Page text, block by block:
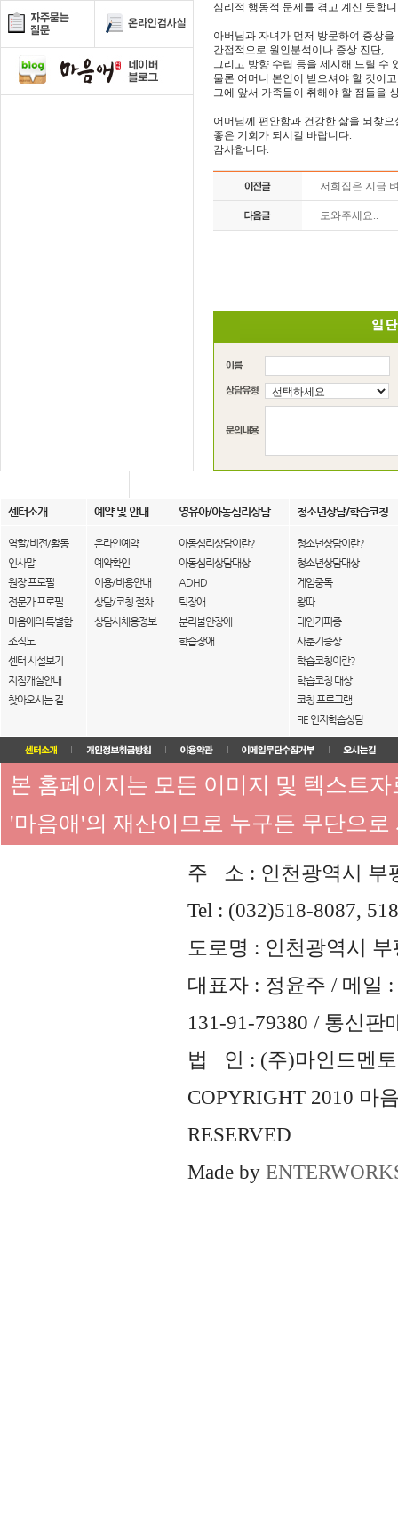
심리적 행동적 문제를 겪고 계신 듯합
아버님과 자녀가 먼저 방문하여 증상을
간접적으로 원인분석이나 증상 진단,
그리고 방향 수립 등을 제시해 드릴 수
물론 어머니 본인이 받으셔야 할 것이고
그에 앞서 가족들이 취해야 할 점들을
어머님께 편안함과 건강한 삶을 되찾으
좋은 기회가 되시길 바랍니다.
감사합니다.
저희집은 지금
도와주세요..
센터소개 예약 및 안내 영유아/아동심리상담 청소년상담/학습코칭
역할/비전/활동
인사말
원장 프로필
전문가 프로필
마음애의 특별함
조직도
센터 시설보기
지점개설안내
찾아오시는 길
온라인예약
예약확인
이용/비용안내
상담/코칭 절차
상담사채용정보
아동심리상담이란?
아동심리상담대상
ADHD
틱장애
분리불안장애
학습장애
청소년상담이란?
청소년상담대상
게임중독
왕따
대인기피증
사춘기증상
학습코칭이란?
학습코칭 대상
코칭 프로그램
FIE 인지학습상담
본 홈페이지는 모든 이미지 및 텍스트
'마음애'의 재산이므로 누구든 무단으
주 소 : 인천광역시 부
Tel : (032)518-8087,
도로명 : 인천광역시
대표자 : 정윤주 / 메일 :
131-91-79380 / 통신판
법 인 : (주)마인드멘토
COPYRIGHT 2010 마
RESERVED
Made by